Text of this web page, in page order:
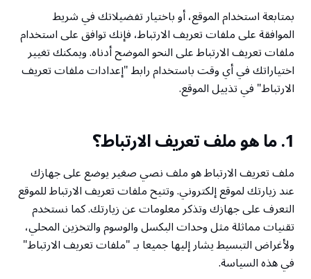
بمتابعة استخدام الموقع، أو باختيار تفضيلاتك في شريط
الموافقة على ملفات تعريف الارتباط، فإنك توافق على استخدام
ملفات تعريف الارتباط على النحو الموضح أدناه. ويمكنك تغيير
اختياراتك في أي وقت باستخدام رابط "إعدادات ملفات تعريف
الارتباط" في تذييل الموقع.
1. ما هو ملف تعريف الارتباط؟
ملف تعريف الارتباط هو ملف نصي صغير يوضع على جهازك
عند زيارتك لموقع إلكتروني. وتتيح ملفات تعريف الارتباط للموقع
التعرف على جهازك وتذكر معلومات عن زيارتك. كما نستخدم
تقنيات مماثلة مثل وحدات البكسل والوسوم والتخزين المحلي،
ولأغراض التبسيط يشار إليها جميعا بـ "ملفات تعريف الارتباط"
في هذه السياسة.